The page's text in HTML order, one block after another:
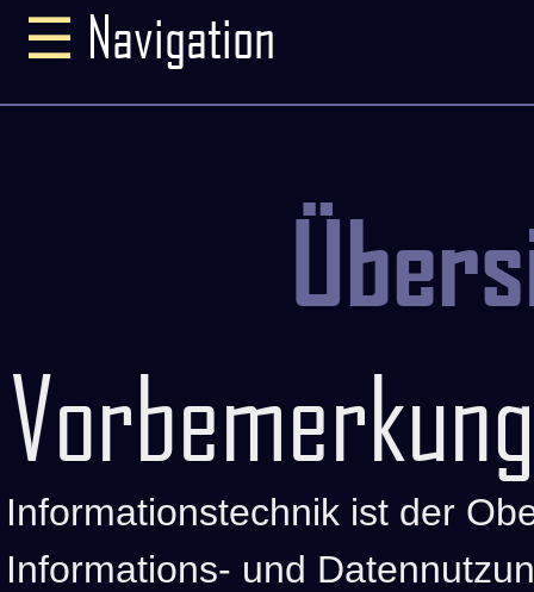
☰ Navigation
Informationstechnik ist der
Informations- und